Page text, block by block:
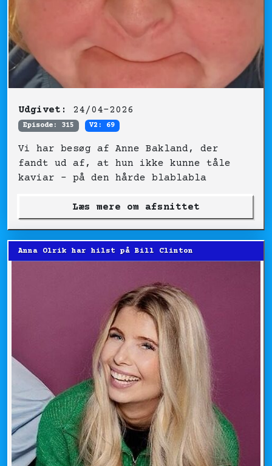
Udgivet: 24/04-2026
Episode: 315 V2: 69
Vi har besøg af Anne Bakland, der
fandt ud af, at hun ikke kunne tåle
kaviar – på den hårde blablabla
Læs mere om afsnittet
Anna Olrik har hilst på Bill Clinton